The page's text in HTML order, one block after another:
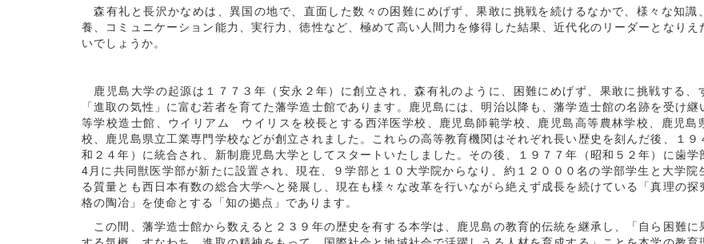
森有礼と長沢かなめは、異国の地で、直面した数々の困難にめげず、果敢に挑戦を続けるなかで、様々な知識
養、コミュニケーション能力、実行力、徳性など、極めて高い人間力を修得した結果、近代化のリーダーとなりえ
いでしょうか。
鹿児島大学の起源は１７７３年（安永２年）に創立され、森有礼のように、困難にめげず、果敢に挑戦する、
「進取の気性」に富む若者を育てた藩学造士館であります。鹿児島には、明治以降も、藩学造士館の名跡を受け継
等学校造士館、ウイリアム ウイリスを校長とする西洋医学校、鹿児島師範学校、鹿児島高等農林学校、鹿児島
校、鹿児島県立工業専門学校などが創立されました。これらの高等教育機関はそれぞれ長い歴史を刻んだ後、１９
和２４年）に統合され、新制鹿児島大学としてスタートいたしました。その後、１９７７年（昭和５２年）に歯学
4月に共同獣医学部が新たに設置され、現在、９学部と１０大学院からなり、約１２０００名の学部学生と大学院
る質量とも西日本有数の総合大学へと発展し、現在も様々な改革を行いながら絶えず成長を続けている「真理の探
格の陶冶」を使命とする「知の拠点」であります。
この間、藩学造士館から数えると２３９年の歴史を有する本学は、鹿児島の教育的伝統を継承し、「自ら困難に